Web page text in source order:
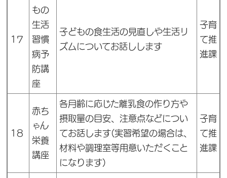
17
もの
生活
習慣
病予
防講
座
子どもの食生活の見直しや生活リ
ズムについてお話しします
子育
て推
進課
18
赤ち
ゃん
栄養
講座
各月齢に応じた離乳食の作り方や
摂取量の目安、注意点などについ
てお話します(実習希望の場合は、
材料や調理室等用意いただくこと
になります)
子育
て推
進課